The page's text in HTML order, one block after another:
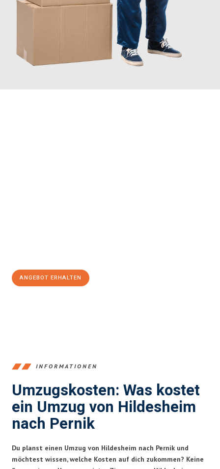
ANGEBOT ERHALTEN
INFORMATIONEN
Umzugskosten: Was kostet
ein Umzug von Hildesheim
nach Pernik
Du planst einen Umzug von Hildesheim nach Pernik und
möchtest wissen, welche Kosten auf dich zukommen? Keine